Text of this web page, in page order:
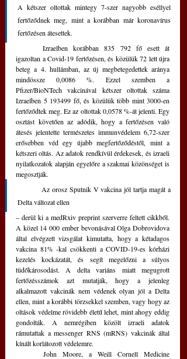
A kétszer oltottak mintegy 7-szer nagyobb eséllyel
fertőződnek meg, mint a korábban már koronavírus
fertőzésen átesettek.
	Izraelben korábban 835 792 fő esett át
igazoltan a Covid-19 fertőzésen, és közülük 72 lett újra
beteg a 4. hullámban, az új megbetegedettek aránya
mindössze 0,0086 %. Ezzel szemben a
Pfizer/BioNTech vakcinával kétszer oltottak száma
Izraelben 5 193499 fő, és közülük több mint 3000-en
fertőződtek meg. Ez az oltottak 0,0578 %-át jelenti. Egy
osztást követően az adódik, hogy a fertőzésen való
átesés jelentette természetes immunvédelem 6,72-szer
erősebben véd egy újabb megfertőződéstől, mint a
kétszeri oltás. Az adatok rendkívül érdekesek, és izraeli
nyilatkozatok alapján egyelőre a szakmai közönséget is
megosztják.
Delta változat ellen
– derül ki a medRxiv preprint szerverre feltett cikkből.
A közel 14 000 ember bevonásával Olga Dobrovidova
által elvégzett vizsgálat kimutatta, hogy a kétadagos
vakcina 81% -kal csökkenti a COVID-19-es kórházi
kezelés kockázatát, és segít megelőzni a súlyos
tüdőkárosodást. A delta variáns miatt megugrott
fertőzésszámok azt mutatják, hogy a jelenleg
alkalmazott vakcinák nem védenek olyan jól a Delta
ellen, mint a korábbi törzsekkel szemben, vagy hogy az
oltások védelme rövidebb életű lehet, mint ahogy eddig
gondolták. A nemrégiben közölt izraeli adatok
rámutattak a messenger RNS (mRNS) vakcinák által
kínált korlátozott védelemre.